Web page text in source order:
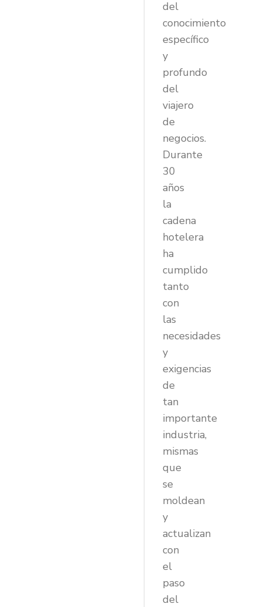
del
conocimiento
específico
y
profundo
del
viajero
de
negocios.
Durante
30
años
la
cadena
hotelera
ha
cumplido
tanto
con
las
necesidades
y
exigencias
de
tan
importante
industria,
mismas
que
se
moldean
y
actualizan
con
el
paso
del